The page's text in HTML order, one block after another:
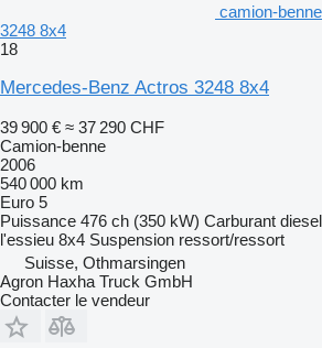
camion-
3248 8x4
18
Mercedes-Benz Actros 3248 8x4
39 900 € ≈ 37 290 CHF
Camion-benne
2006
540 000 km
Euro 5
Puissance 476 ch (350 kW) Carburant diesel
l'essieu 8x4 Suspension ressort/ressort
Suisse, Othmarsingen
Agron Haxha Truck GmbH
Contacter le vendeur